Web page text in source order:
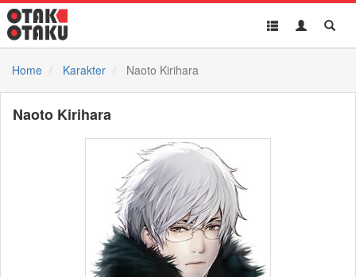
Toggle
Toggle
Home
Karakter Naoto Kirihara
Naoto Kirihara